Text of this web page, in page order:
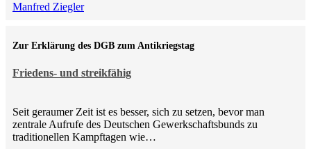
Manfred Ziegler
Friedens- und streikfähig
Zur Erklärung des DGB zum Antikriegstag
Seit geraumer Zeit ist es besser, sich zu setzen, bevor man
zentrale Aufrufe des Deutschen Gewerkschaftsbunds zu
traditionellen Kampftagen wie…